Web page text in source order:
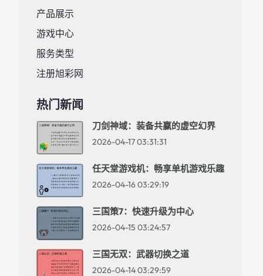
产品展示
游戏中心
服务类型
注册旭彩网
热门新闻
刀剑神域：装备共赢的虚空幻界
2026-04-17 03:31:31
任天堂游戏机：畅享单机游戏乐趣
2026-04-16 03:29:19
三国策7：快速升级为中心
2026-04-15 03:24:57
三国无双：武器切换之道
2026-04-14 03:29:59